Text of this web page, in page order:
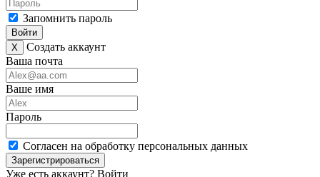
Запомнить пароль
Войти
X
Создать аккаунт
Ваша почта
Ваше имя
Пароль
Согласен на обработку персональных данных
Зарегистрироваться
Уже есть аккаунт? Войти